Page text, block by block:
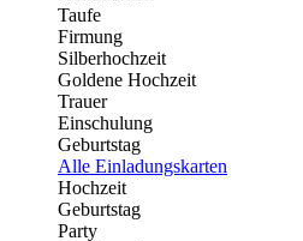
Taufe
Firmung
Silberhochzeit
Goldene Hochzeit
Trauer
Einschulung
Geburtstag
Alle Einladungskarten
Hochzeit
Geburtstag
Party